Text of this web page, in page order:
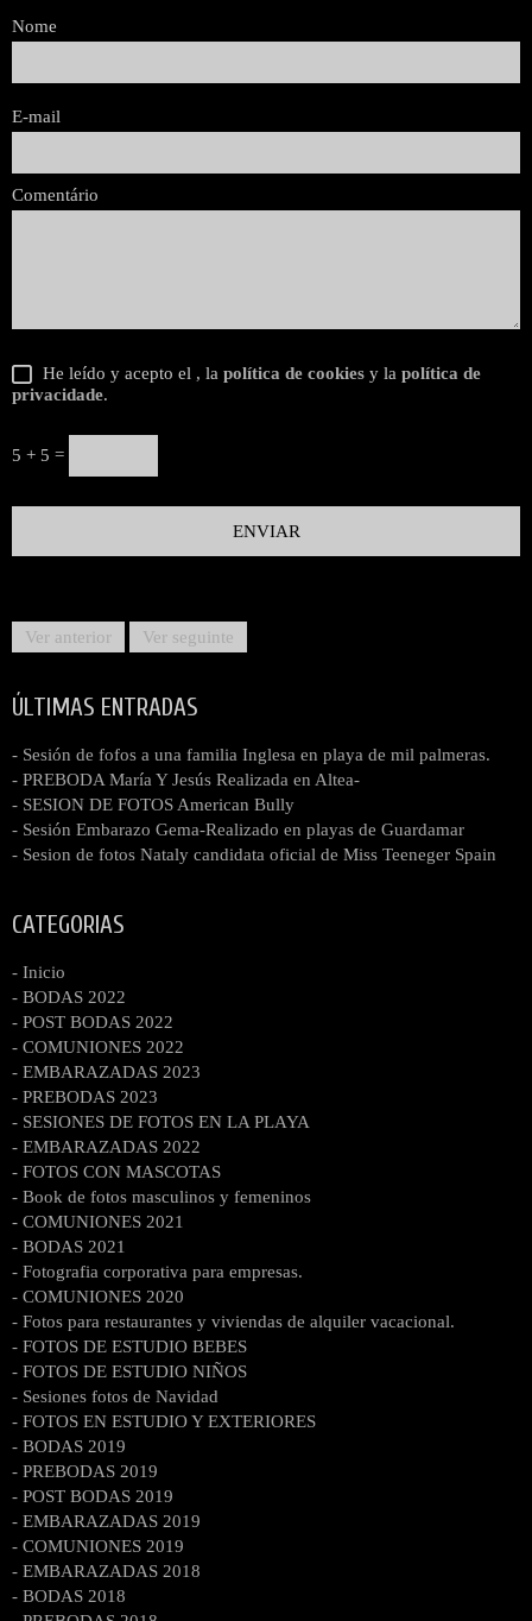
Nome
E-mail
Comentário
He leído y acepto el , la política de cookies y la política de
privacidade.
5 + 5 =
Ver anterior Ver seguinte
ÚLTIMAS ENTRADAS
- Sesión de fofos a una familia Inglesa en playa de mil palmeras.
- PREBODA María Y Jesús Realizada en Altea-
- SESION DE FOTOS American Bully
- Sesión Embarazo Gema-Realizado en playas de Guardamar
- Sesion de fotos Nataly candidata oficial de Miss Teeneger Spain
CATEGORIAS
- Inicio
- BODAS 2022
- POST BODAS 2022
- COMUNIONES 2022
- EMBARAZADAS 2023
- PREBODAS 2023
- SESIONES DE FOTOS EN LA PLAYA
- EMBARAZADAS 2022
- FOTOS CON MASCOTAS
- Book de fotos masculinos y femeninos
- COMUNIONES 2021
- BODAS 2021
- Fotografia corporativa para empresas.
- COMUNIONES 2020
- Fotos para restaurantes y viviendas de alquiler vacacional.
- FOTOS DE ESTUDIO BEBES
- FOTOS DE ESTUDIO NIÑOS
- Sesiones fotos de Navidad
- FOTOS EN ESTUDIO Y EXTERIORES
- BODAS 2019
- PREBODAS 2019
- POST BODAS 2019
- EMBARAZADAS 2019
- COMUNIONES 2019
- EMBARAZADAS 2018
- BODAS 2018